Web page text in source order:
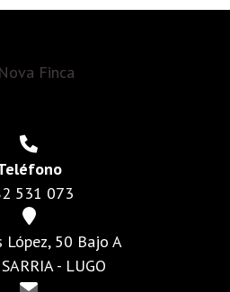
531 073
López, 50 Bajo A
- LUGO